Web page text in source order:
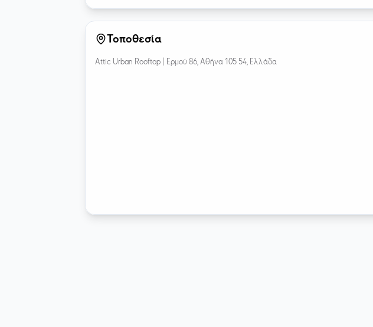
Τοποθεσία
Attic Urban Rooftop | Ερμού 86, Αθήνα 105 54, Ελλάδα